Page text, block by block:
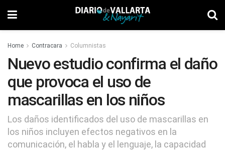
Home Contracara Columnistas
Nuevo estudio confirma el daño
que provoca el uso de
mascarillas en los niños
Los daños identificados del uso de mascarillas en
los niños incluyen efectos negativos en la
comunicación, el habla y el lenguaje, la capacidad